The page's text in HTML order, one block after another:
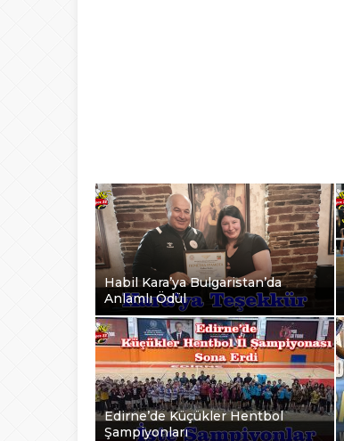
Habil Kara’ya Bulgaristan’da
Anlamlı Ödül
Edirne’de Küçükler Hentbol
Şampiyonları